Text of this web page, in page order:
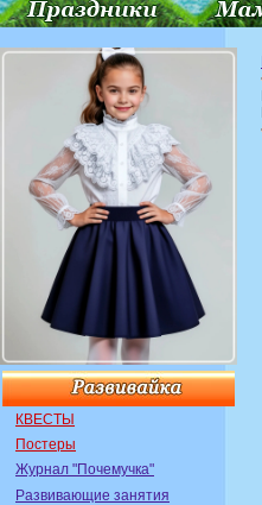
КВЕСТЫ
Постеры
Журнал "Почемучка"
Развивающие занятия